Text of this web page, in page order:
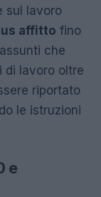
sul lavoro
affitto fino
che
di lavoro oltre
riportato
le istruzioni
e